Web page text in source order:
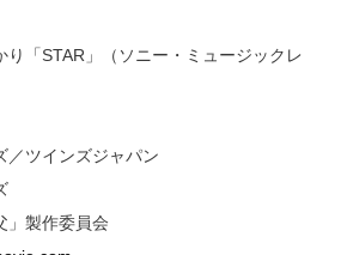
り「STAR」（ソニー・ミュージックレ
／ツインズジャパン
」製作委員会